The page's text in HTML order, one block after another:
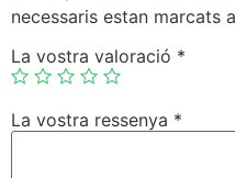
necessaris estan marcats
La vostra valoració *
La vostra ressenya *